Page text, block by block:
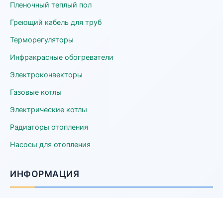
Пленочный теплый пол
Греющий кабель для труб
Терморегуляторы
Инфракрасные обогреватели
Электроконвекторы
Газовые котлы
Электрические котлы
Радиаторы отопления
Насосы для отопления
ИНФОРМАЦИЯ